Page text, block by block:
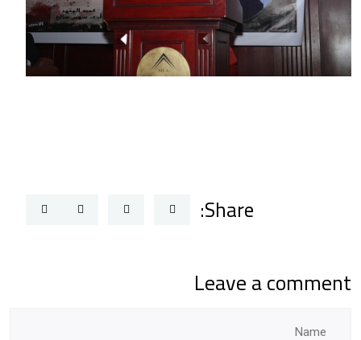
Share:
Leave a comment